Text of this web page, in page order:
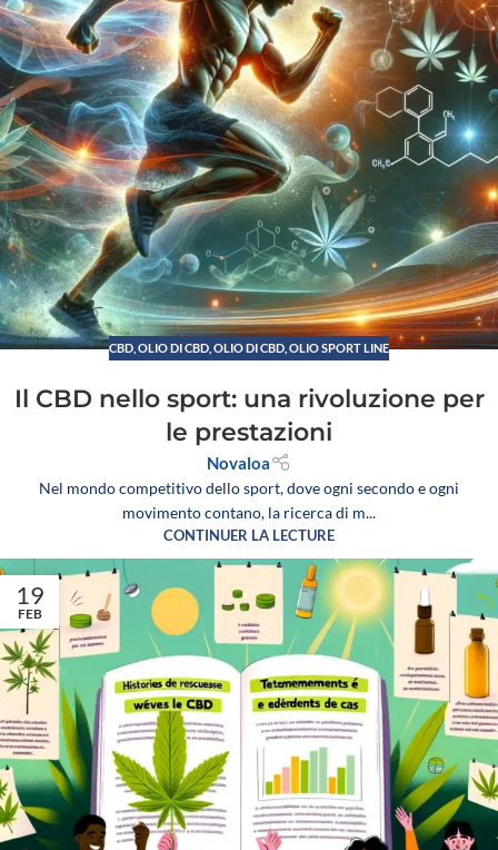
CBD OLIO DI CBD OLIO DI CBD, OLIO SPORT LINE
Il CBD nello sport: una rivoluzione per
le prestazioni
Novaloa
Nel mondo competitivo dello sport, dove ogni secondo e ogni
movimento contano, la ricerca di m...
CONTINUER LA LECTURE
19
FEB